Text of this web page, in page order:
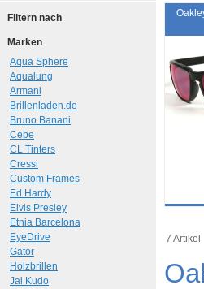
Art.-
Art.-
7 Artikel
Filtern nach
Marken
Aqua Sphere
Aqualung
Armani
Brillenladen.de
Bruno Banani
Cebe
CL Tinters
Cressi
Custom Frames
Ed Hardy
Elvis Presley
Etnia Barcelona
EyeDrive
Gator
Holzbrillen
Jai Kudo